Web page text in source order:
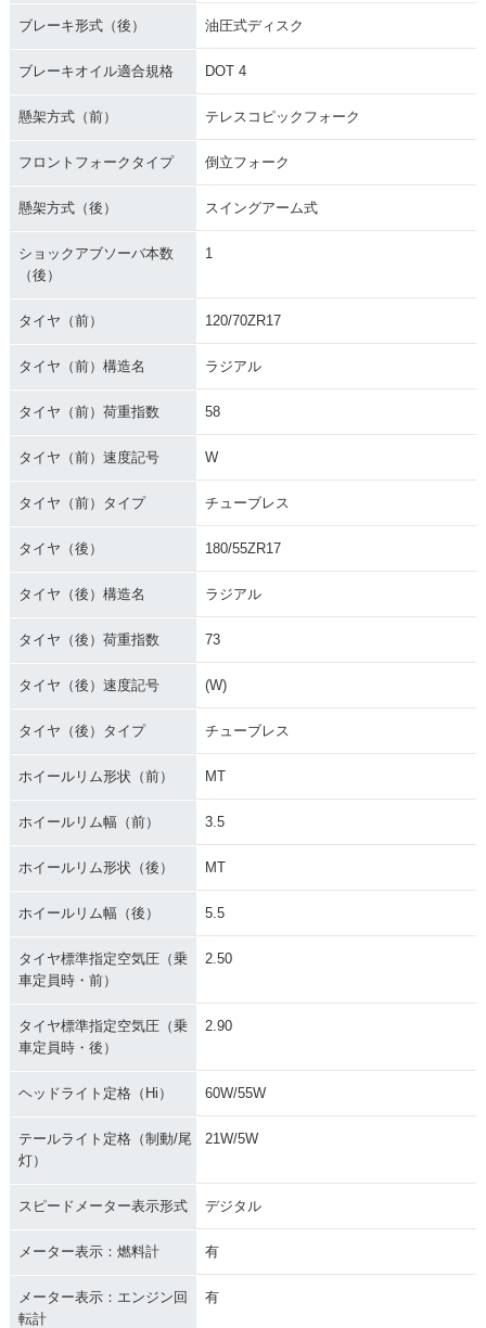
ブレーキ形式（後） 油圧式ディスク
ブレーキオイル適合規格 DOT 4
懸架方式（前） テレスコピックフォーク
フロントフォークタイプ 倒立フォーク
懸架方式（後） スイングアーム式
ショックアブソーバ本数
（後）
1
タイヤ（前） 120/70ZR17
タイヤ（前）構造名 ラジアル
タイヤ（前）荷重指数 58
タイヤ（前）速度記号 W
タイヤ（前）タイプ チューブレス
タイヤ（後） 180/55ZR17
タイヤ（後）構造名 ラジアル
タイヤ（後）荷重指数 73
タイヤ（後）速度記号 (W)
タイヤ（後）タイプ チューブレス
ホイールリム形状（前） MT
ホイールリム幅（前） 3.5
ホイールリム形状（後） MT
ホイールリム幅（後） 5.5
タイヤ標準指定空気圧（乗
車定員時・前）
2.50
タイヤ標準指定空気圧（乗
車定員時・後）
2.90
ヘッドライト定格（Hi） 60W/55W
テールライト定格（制動/尾
灯）
21W/5W
スピードメーター表示形式 デジタル
メーター表示：燃料計 有
メーター表示：エンジン回
転計
有